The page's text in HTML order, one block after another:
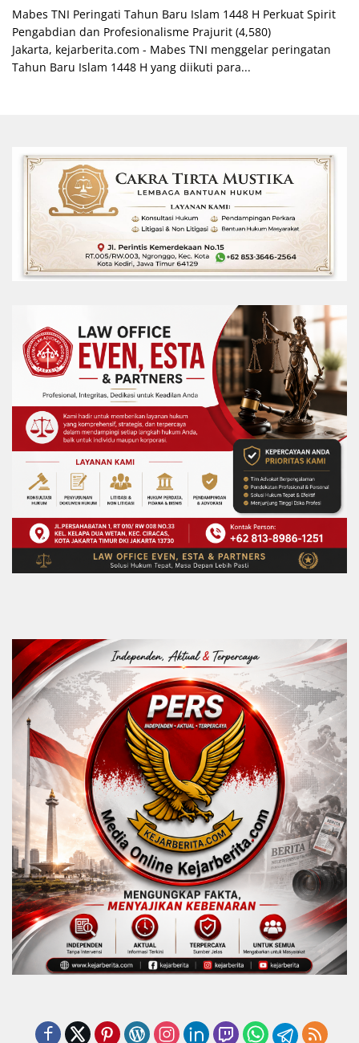
Mabes TNI Peringati Tahun Baru Islam 1448 H Perkuat Spirit
Pengabdian dan Profesionalisme Prajurit (4,580)
Jakarta, kejarberita.com - Mabes TNI menggelar peringatan
Tahun Baru Islam 1448 H yang diikuti para...